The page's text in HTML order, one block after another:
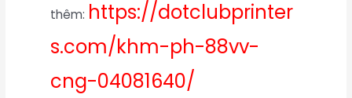
thêm: https://dotclubprinter
s.com/khm-ph-88vv-
cng-04081640/